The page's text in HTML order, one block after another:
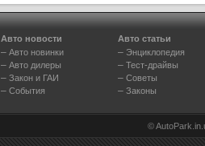
Авто новости
– Авто новинки
– Авто дилеры
– Закон и ГАИ
– События
Авто статьи
– Энциклопедия
– Тест-драйвы
– Советы
– Законы
©